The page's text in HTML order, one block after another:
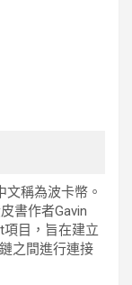
文稱為波卡幣。
書作者Gavin
目，旨在建立
之間進行連接